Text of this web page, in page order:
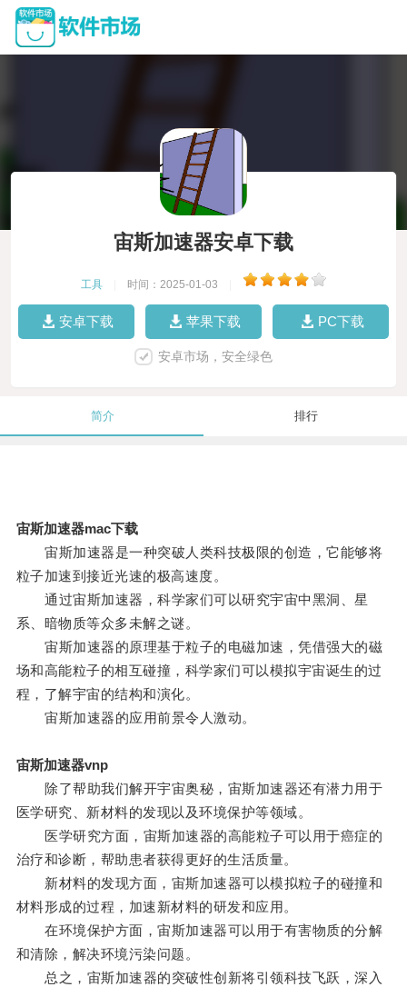
宙斯加速器安卓下载
工具 时间：2025-01-03
安卓下载 苹果下载 PC下载
安卓市场，安全绿色
简介 排行
宙斯加速器mac下载
宙斯加速器是一种突破人类科技极限的创造，它能够将
粒子加速到接近光速的极高速度。
通过宙斯加速器，科学家们可以研究宇宙中黑洞、星
系、暗物质等众多未解之谜。
宙斯加速器的原理基于粒子的电磁加速，凭借强大的磁
场和高能粒子的相互碰撞，科学家们可以模拟宇宙诞生的过
程，了解宇宙的结构和演化。
宙斯加速器的应用前景令人激动。
宙斯加速器vnp
除了帮助我们解开宇宙奥秘，宙斯加速器还有潜力用于
医学研究、新材料的发现以及环境保护等领域。
医学研究方面，宙斯加速器的高能粒子可以用于癌症的
治疗和诊断，帮助患者获得更好的生活质量。
新材料的发现方面，宙斯加速器可以模拟粒子的碰撞和
材料形成的过程，加速新材料的研发和应用。
在环境保护方面，宙斯加速器可以用于有害物质的分解
和清除，解决环境污染问题。
总之，宙斯加速器的突破性创新将引领科技飞跃，深入